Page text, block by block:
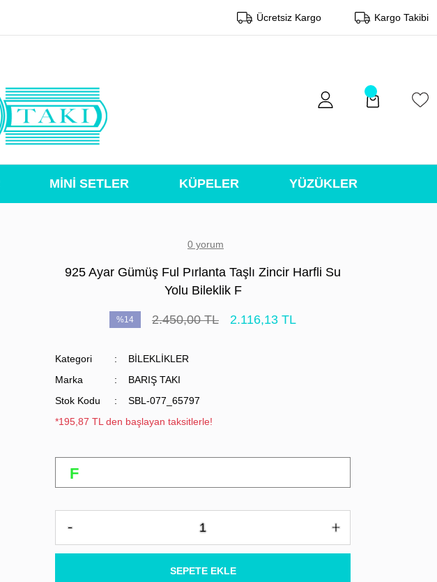
Ücretsiz Kargo Kargo Takibi
MİNİ SETLER KÜPELER YÜZÜKLER
0 yorum
925 Ayar Gümüş Ful Pırlanta Taşlı Zincir Harfli Su
Yolu Bileklik F
%14 2.450,00 TL 2.116,13 TL
Kategori
BİLEKLİKLER
Marka
BARIŞ TAKI
Stok Kodu
SBL-077_65797
*195,87 TL den başlayan taksitlerle!
SEPETE EKLE